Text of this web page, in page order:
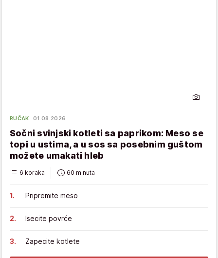
RUČAK 01.08.2026.
Sočni svinjski kotleti sa paprikom: Meso se
topi u ustima, a u sos sa posebnim guštom
možete umakati hleb
6 koraka 60 minuta
Pripremite meso
Isecite povrće
Zapecite kotlete